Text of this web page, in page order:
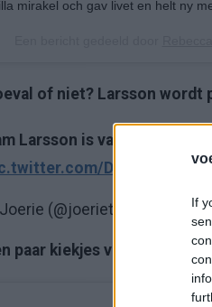
If
mirakel och gav livet en helt ny
of niet? Larsson wordt
Larsson is vandaag vader
DZt7yvpEQM
(@joerieth) February
paar kiekjes van vriendin